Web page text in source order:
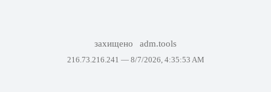
захищено adm.tools
216.73.216.241 — 8/7/2026, 4:35:53 AM